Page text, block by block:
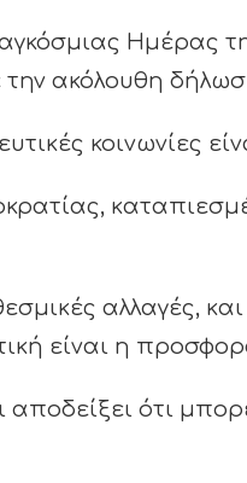
Ημέρας
την ακόλουθη
κοινωνίες
αλλαγές,
είναι η
αποδείξει ότι